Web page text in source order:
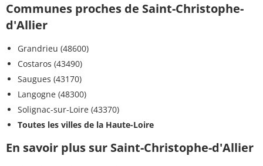
Communes proches de Saint-Christophe-
d'Allier
Grandrieu (48600)
Costaros (43490)
Saugues (43170)
Langogne (48300)
Solignac-sur-Loire (43370)
Toutes les villes de la Haute-Loire
En savoir plus sur Saint-Christophe-d'Allier